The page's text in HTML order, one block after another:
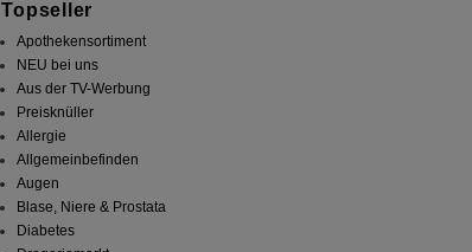
Topseller
Apothekensortiment
NEU bei uns
Aus der TV-Werbung
Preisknüller
Allergie
Allgemeinbefinden
Augen
Blase, Niere & Prostata
Diabetes